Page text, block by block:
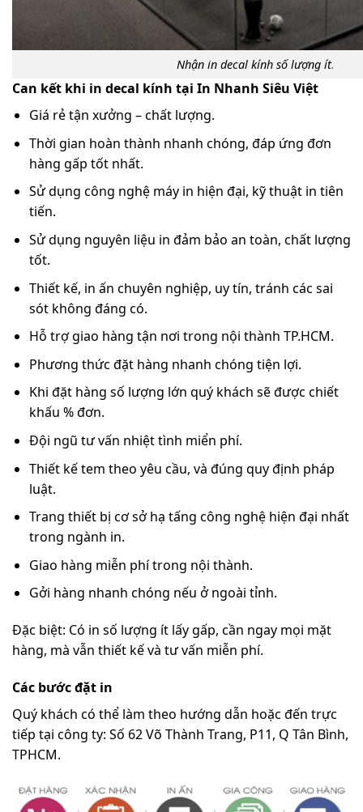
Nhận in decal kính số lượng ít.
Can kết khi in decal kính tại In Nhanh Siêu Việt
Giá rẻ tận xưởng – chất lượng.
Thời gian hoàn thành nhanh chóng, đáp ứng đơn
hàng gấp tốt nhất.
Sử dụng công nghệ máy in hiện đại, kỹ thuật in tiên
tiến.
Sử dụng nguyên liệu in đảm bảo an toàn, chất lượng
tốt.
Thiết kế, in ấn chuyên nghiệp, uy tín, tránh các sai
sót không đáng có.
Hỗ trợ giao hàng tận nơi trong nội thành TP.HCM.
Phương thức đặt hàng nhanh chóng tiện lợi.
Khi đặt hàng số lượng lớn quý khách sẽ được chiết
khấu % đơn.
Đội ngũ tư vấn nhiệt tình miển phí.
Thiết kế tem theo yêu cầu, và đúng quy định pháp
luật.
Trang thiết bị cơ sở hạ tấng công nghệ hiện đại nhất
trong ngành in.
Giao hàng miễn phí trong nội thành.
Gởi hàng nhanh chóng nếu ở ngoài tỉnh.
Đặc biệt: Có in số lượng ít lấy gấp, cần ngay mọi mặt
hàng, mà vẫn thiết kế và tư vấn miễn phí.
Các bước đặt in
Quý khách có thể làm theo hướng dẫn hoặc đến trực
tiếp tại công ty: Số 62 Võ Thành Trang, P11, Q Tân Bình,
TPHCM.